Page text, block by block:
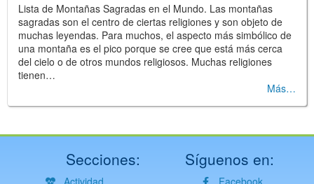
Lista de Montañas Sagradas en el Mundo. Las montañas
sagradas son el centro de ciertas religiones y son objeto de
muchas leyendas. Para muchos, el aspecto más simbólico de
una montaña es el pico porque se cree que está más cerca
del cielo o de otros mundos religiosos. Muchas religiones
tienen…
Más
Secciones:
Actividad
Síguenos en:
Facebook